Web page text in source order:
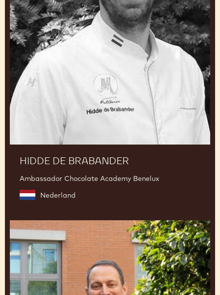
HIDDE DE BRABANDER
Hidde
de
Brabander